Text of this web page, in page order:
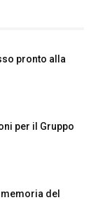
pronto alla
per il Gruppo
del